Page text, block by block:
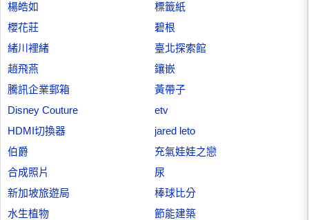
楊皓如
標籤紙
櫻花莊
碧根
緒川裡緒
臺北探索館
趙飛燕
鑲嵌
騰訊企業郵箱
黃帶子
Disney Couture
etv
HDMI切換器
jared leto
伯爵
充氣娃娃之戀
合成照片
尿
新加坡旅遊局
棒球比分
水生植物
節能建築